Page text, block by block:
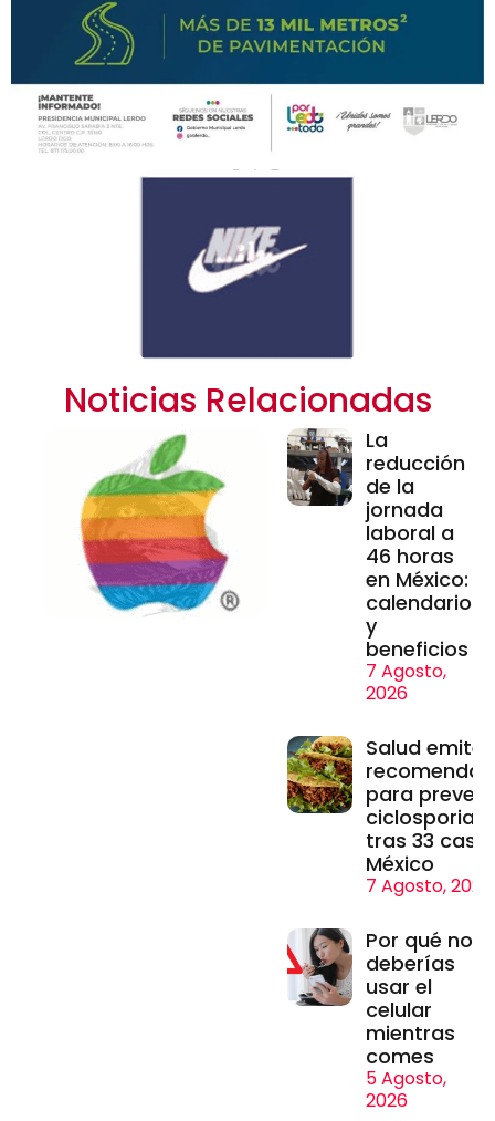
Noticias Relacionadas
La
reducción
de la
jornada
laboral a
46 horas
en México:
calendario
y
beneficios
7 Agosto,
2026
Salud emite
para
tras 33
México
7 Agosto, 2026
Por qué no
deberías
usar el
celular
mientras
comes
5 Agosto,
2026